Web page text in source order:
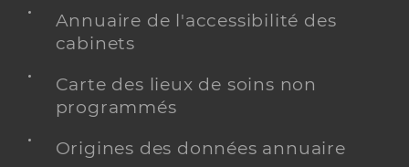
Annuaire de l'accessibilité des
cabinets
Carte des lieux de soins non
programmés
Origines des données annuaire